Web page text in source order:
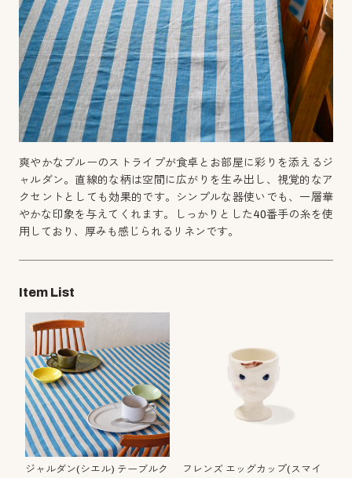
爽やかなブルーのストライプが食卓とお部屋に彩りを添えるジ
ャルダン。直線的な柄は空間に広がりを生み出し、視覚的なア
クセントとしても効果的です。シンプルな器使いでも、一層華
やかな印象を与えてくれます。しっかりとした40番手の糸を使
用しており、厚みも感じられるリネンです。
Item List
ジャルダン(シエル) テーブルク
フレンズ エッグカップ(スマイ